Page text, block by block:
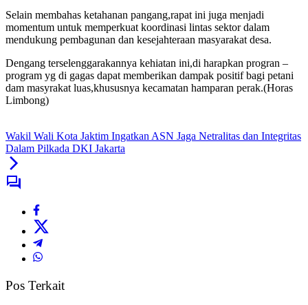
Selain membahas ketahanan pangang,rapat ini juga menjadi
momentum untuk memperkuat koordinasi lintas sektor dalam
mendukung pembagunan dan kesejahteraan masyarakat desa.
Dengang terselenggarakannya kehiatan ini,di harapkan progran –
program yg di gagas dapat memberikan dampak positif bagi petani
dam masyrakat luas,khususnya kecamatan hamparan perak.(Horas
Limbong)
Wakil Wali Kota Jaktim Ingatkan ASN Jaga Netralitas dan Integritas
Dalam Pilkada DKI Jakarta
Pos Terkait